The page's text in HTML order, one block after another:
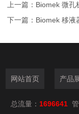
上一篇： Biomek 微孔
下一篇： Biomek 移液
网站首页 产品
总流量： 1696641